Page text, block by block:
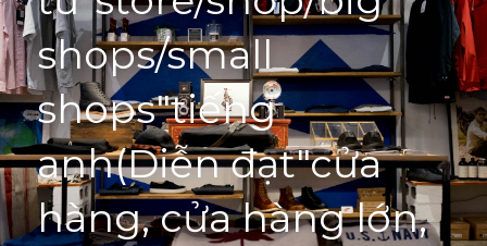
Học thử →
shops/small
shops"tiếng
anh(Diễn đạt"cửa
hàng, cửa hàng lớn,